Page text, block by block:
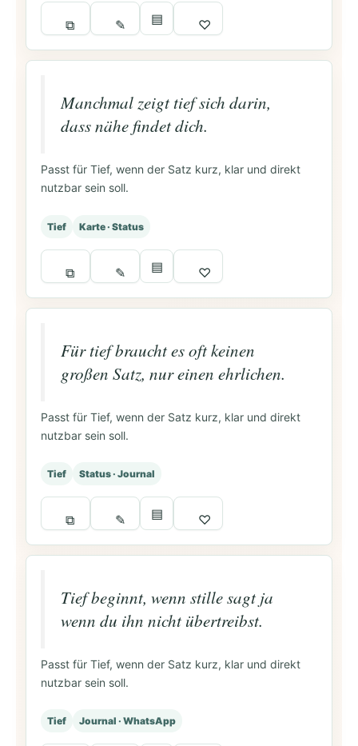
⧉ ✎ ▤ ♡
Manchmal zeigt tief sich darin,
dass nähe findet dich.
Passt für Tief, wenn der Satz kurz, klar und direkt
nutzbar sein soll.
Tief Karte · Status
⧉ ✎ ▤ ♡
Für tief braucht es oft keinen
großen Satz, nur einen ehrlichen.
Passt für Tief, wenn der Satz kurz, klar und direkt
nutzbar sein soll.
Tief Status · Journal
⧉ ✎ ▤ ♡
Tief beginnt, wenn stille sagt ja
wenn du ihn nicht übertreibst.
Passt für Tief, wenn der Satz kurz, klar und direkt
nutzbar sein soll.
Tief Journal · WhatsApp